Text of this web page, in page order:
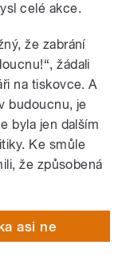
celé akce.
že zabrání
žádali
na tiskovce. A
budoucnu, je
byla jen dalším
Ke smůle
že způsobená
asi ne